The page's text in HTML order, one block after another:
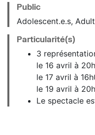
Public
Adolescent.e.s,
Particularité(s)
3
le 16 avril à
le 17 avril à
le 19 avril à
Le spectacle